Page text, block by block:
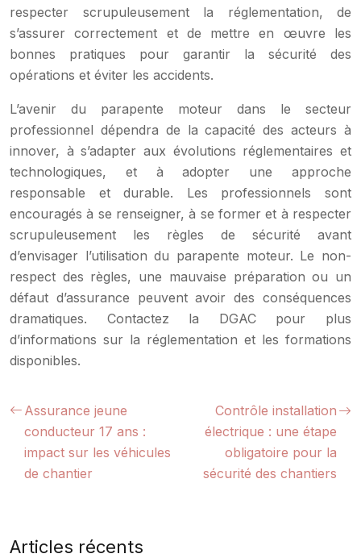
respecter scrupuleusement la réglementation, de
s’assurer correctement et de mettre en œuvre les
bonnes pratiques pour garantir la sécurité des
opérations et éviter les accidents.
L’avenir du parapente moteur dans le secteur
professionnel dépendra de la capacité des acteurs à
innover, à s’adapter aux évolutions réglementaires et
technologiques, et à adopter une approche
responsable et durable. Les professionnels sont
encouragés à se renseigner, à se former et à respecter
scrupuleusement les règles de sécurité avant
d’envisager l’utilisation du parapente moteur. Le non-
respect des règles, une mauvaise préparation ou un
défaut d’assurance peuvent avoir des conséquences
dramatiques. Contactez la DGAC pour plus
d’informations sur la réglementation et les formations
disponibles.
Assurance jeune
conducteur 17 ans :
impact sur les véhicules
de chantier
Contrôle installation
électrique : une étape
obligatoire pour la
sécurité des chantiers
Articles récents